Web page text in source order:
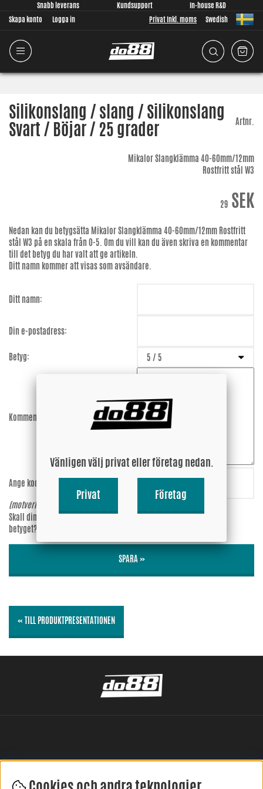
Snabb leverans Kundsupport
In-house R&D
Skapa konto
Logga in Privat Inkl. moms Swedish
Silikonslang / slang / Silikonslang
Svart / Böjar / 25 grader Artnr.
Mikalor Slangklämma 40-60mm/12mm
Rostfritt stål W3
29 SEK
Nedan kan du betygsätta Mikalor Slangklämma 40-60mm/12mm Rostfritt
stål W3 på en skala från 0-5. Om du vill kan du även skriva en kommentar
till det betyg du har valt att ge artikeln.
Ditt namn kommer att visas som avsändare.
Ditt namn:
Din e-postadress:
Betyg:
Kommentar:
Ange koden:
(motverkar spam)
Skall din epost-adress synas vid
betyget?
Ja
SPARA »
« TILL PRODUKTPRESENTATIONEN
Vänligen välj privat eller företag nedan.
Privat Företag